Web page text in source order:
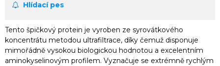
Hlídací pes
Tento špičkový protein je vyroben ze syrovátkového
koncentrátu metodou ultrafiltrace, díky čemuž disponuje
mimořádně vysokou biologickou hodnotou a excelentním
aminokyselinovým profilem. Vyznačuje se extrémně rychlým